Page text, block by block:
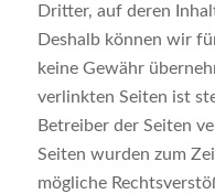
Dritter, auf deren
Deshalb können wir
keine Gewähr
verlinkten Seiten ist
Betreiber der Seiten
Seiten wurden zum
mögliche